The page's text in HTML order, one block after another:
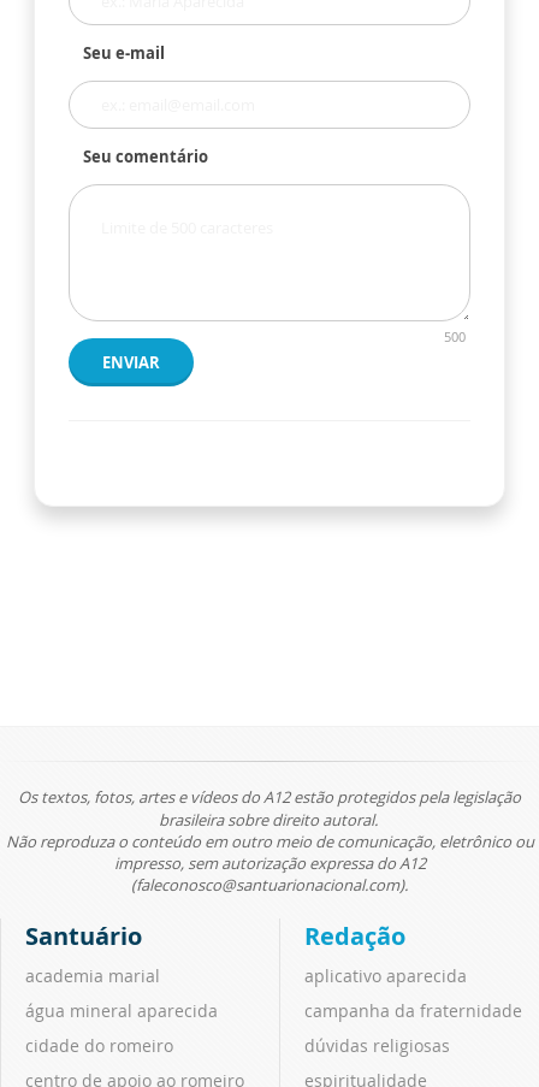
Seu e-mail
Seu comentário
500
ENVIAR
Os textos, fotos, artes e vídeos do A12 estão protegidos pela legislação
brasileira sobre direito autoral.
Não reproduza o conteúdo em outro meio de comunicação, eletrônico ou
impresso, sem autorização expressa do A12
(faleconosco@santuarionacional.com).
Santuário
academia marial
água mineral aparecida
cidade do romeiro
centro de apoio ao romeiro
Redação
aplicativo aparecida
campanha da fraternidade
dúvidas religiosas
espiritualidade